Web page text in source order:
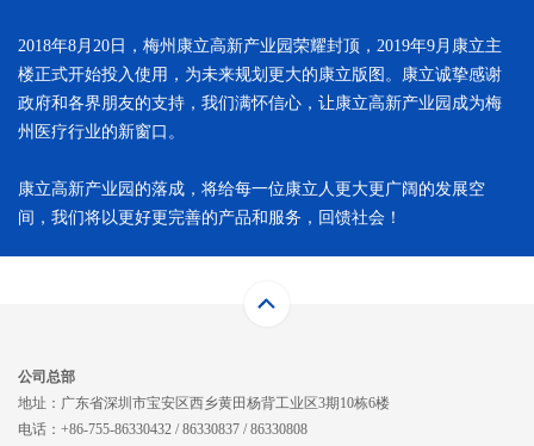
血气的崛起而努力奋斗。
2018年8月20日，梅州康立高新产业园荣耀封顶，2019年9月康立主
楼正式开始投入使用，为未来规划更大的康立版图。康立诚挚感谢
政府和各界朋友的支持，我们满怀信心，让康立高新产业园成为梅
州医疗行业的新窗口。
康立高新产业园的落成，将给每一位康立人更大更广阔的发展空
间，我们将以更好更完善的产品和服务，回馈社会！
公司总部
地址：广东省深圳市宝安区西乡黄田杨背工业区3期10栋6楼
电话：+86-755-86330432 / 86330837 / 86330808